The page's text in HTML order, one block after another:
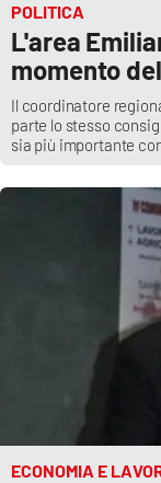
POLITICA
L'area
momento
Il coordinatore
parte lo stesso
sia più importante
ECONOMIA E